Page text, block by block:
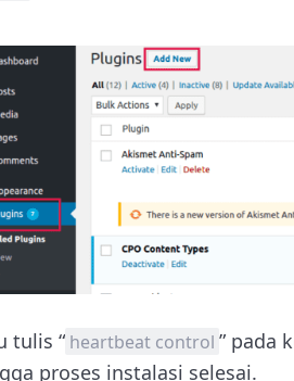
tulis “ heartbeat control ” pada
proses instalasi selesai.